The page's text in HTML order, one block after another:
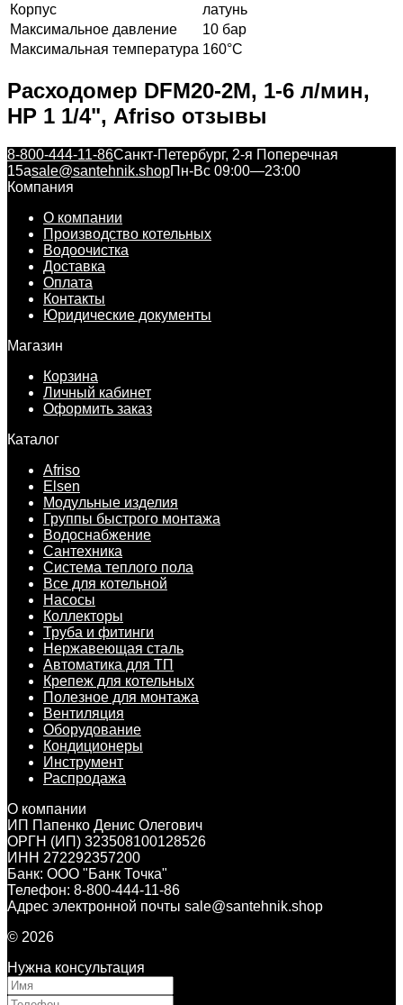
Корпус
латунь
Максимальное давление
10 бар
Максимальная температура 160°С
Расходомер DFM20-2М, 1-6 л/мин,
НР 1 1/4", Afriso отзывы
8-800-444-11-86Санкт-Петербург, 2-я Поперечная
15аsale@santehnik.shopПн-Вс 09:00—23:00
Компания
О компании
Производство котельных
Водоочистка
Доставка
Оплата
Контакты
Юридические документы
Магазин
Корзина
Личный кабинет
Оформить заказ
Каталог
Afriso
Elsen
Модульные изделия
Группы быстрого монтажа
Водоснабжение
Сантехника
Система теплого пола
Все для котельной
Насосы
Коллекторы
Труба и фитинги
Нержавеющая сталь
Автоматика для ТП
Крепеж для котельных
Полезное для монтажа
Вентиляция
Оборудование
Кондиционеры
Инструмент
Распродажа
О компании
ИП Папенко Денис Олегович
ОРГН (ИП) 323508100128526
ИНН 272292357200
Банк: ООО "Банк Точка"
Телефон: 8-800-444-11-86
Адрес электронной почты sale@santehnik.shop
© 2026
Нужна консультация